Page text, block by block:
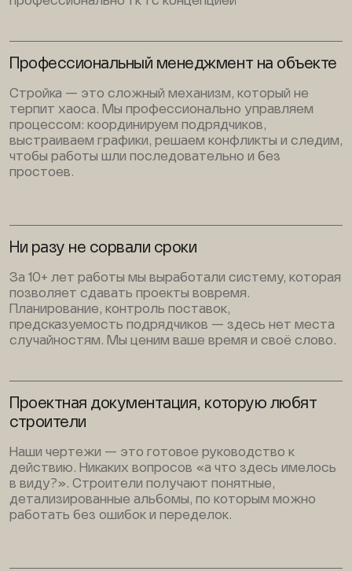
Профессиональный менеджмент на объекте
Стройка — это сложный механизм, который не
терпит хаоса. Мы профессионально управляем
процессом: координируем подрядчиков,
выстраиваем графики, решаем конфликты и следим,
чтобы работы шли последовательно и без
простоев.
Ни разу не сорвали сроки
За 10+ лет работы мы выработали систему, которая
позволяет сдавать проекты вовремя.
Планирование, контроль поставок,
предсказуемость подрядчиков — здесь нет места
случайностям. Мы ценим ваше время и своё слово.
Проектная документация, которую любят
строители
Наши чертежи — это готовое руководство к
действию. Никаких вопросов «а что здесь имелось
в виду?». Строители получают понятные,
детализированные альбомы, по которым можно
работать без ошибок и переделок.